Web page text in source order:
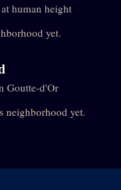
human height
yet.
Goutte-d'Or
neighborhood yet.